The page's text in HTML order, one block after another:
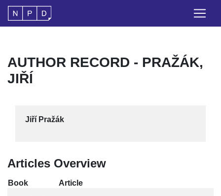
AUTHOR RECORD - PRAŽÁK,
JIŘÍ
Jiří Pražák
Articles Overview
Book Article